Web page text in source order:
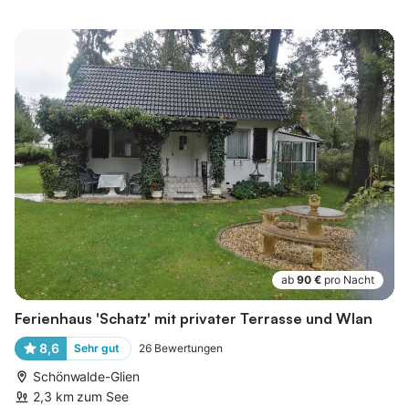
ab 90 € pro Nacht
Ferienhaus 'Schatz' mit privater Terrasse und Wlan
8,6 Sehr gut 26 Bewertungen
Schönwalde-Glien
2,3 km zum See